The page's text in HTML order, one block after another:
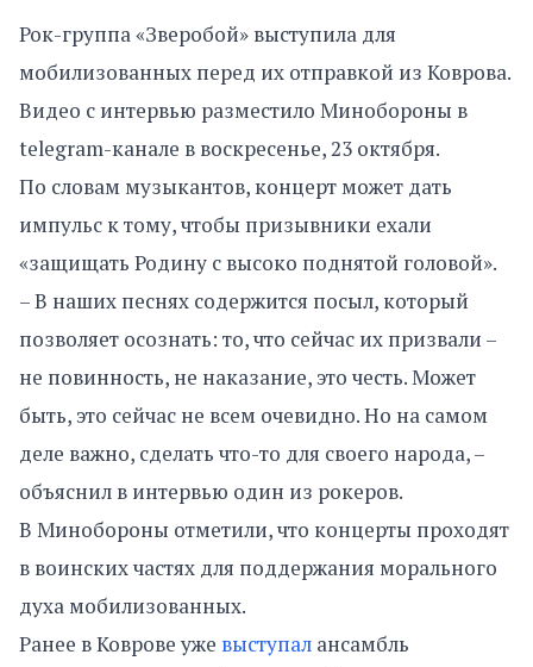
Рок-группа «Зверобой» выступила для
мобилизованных перед их отправкой из Коврова.
Видео с интервью разместило Минобороны в
telegram-канале в воскресенье, 23 октября.
По словам музыкантов, концерт может дать
импульс к тому, чтобы призывники ехали
«защищать Родину с высоко поднятой головой».
– В наших песнях содержится посыл, который
позволяет осознать: то, что сейчас их призвали –
не повинность, не наказание, это честь. Может
быть, это сейчас не всем очевидно. Но на самом
деле важно, сделать что-то для своего народа, –
объяснил в интервью один из рокеров.
В Минобороны отметили, что концерты проходят
в воинских частях для поддержания морального
духа мобилизованных.
Ранее в Коврове уже выступал ансамбль